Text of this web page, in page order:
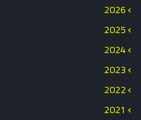
2026
2025
2024
2023
2022
2021